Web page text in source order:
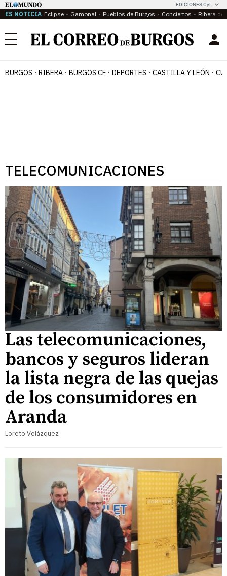
EDICIONES CyL
ES NOTICIA Eclipse Gamonal Pueblos de Burgos Conciertos Ribera del
Menú
BURGOS RIBERA BURGOS CF DEPORTES CASTILLA Y LEÓN
TELECOMUNICACIONES
Las telecomunicaciones,
bancos y seguros lideran
la lista negra de las quejas
de los consumidores en
Aranda
Loreto Velázquez